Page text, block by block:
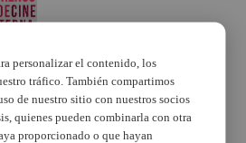
de
de
personalizar el contenido, los
tráfico. También compartimos
de nuestro sitio con nuestros socios
quienes pueden combinarla con otra
proporcionado o que hayan